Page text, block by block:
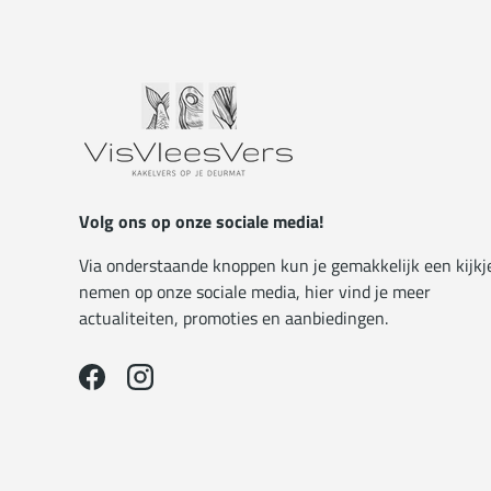
Volg ons op onze sociale media!
Via onderstaande knoppen kun je gemakkelijk een
nemen op onze sociale media, hier vind je meer
actualiteiten, promoties en aanbiedingen.
FacebookInstagram